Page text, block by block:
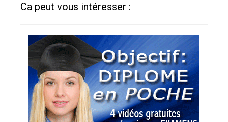
Ca peut vous intéresser :